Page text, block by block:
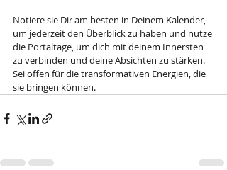
Notiere sie Dir am besten in Deinem Kalender,
um jederzeit den Überblick zu haben und nutze
die Portaltage, um dich mit deinem Innersten
zu verbinden und deine Absichten zu stärken.
Sei offen für die transformativen Energien, die
sie bringen können.